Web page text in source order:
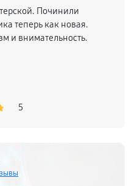
Починили
теперь как новая.
и внимательность.
5